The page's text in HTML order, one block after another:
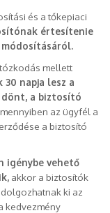
és a tőkepiaci
értesítenie
mellett
30 napja lesz a
dönt, a biztosító
az ügyfél a
a biztosító
igénybe vehető
akkor a biztosítók
ki az
kedvezmény